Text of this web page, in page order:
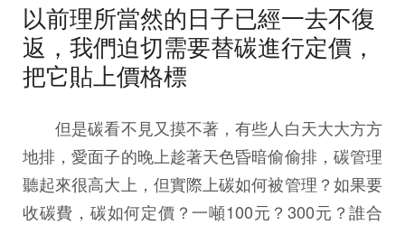
以前理所當然的日子已經一去不復
返，我們迫切需要替碳進行定價，
把它貼上價格標
但是碳看不見又摸不著，有些人白天大大方方
地排，愛面子的晚上趁著天色昏暗偷偷排，碳管理
聽起來很高大上，但實際上碳如何被管理？如果要
收碳費，碳如何定價？一噸100元？300元？誰合